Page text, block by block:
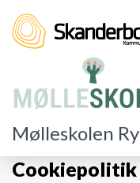
t
Mølleskolen Ry
Cookiepolitik